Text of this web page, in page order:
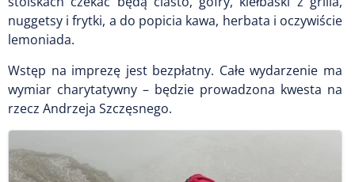
nuggetsy i frytki, a do popicia kawa, herbata i oczywiście
lemoniada.
Wstęp na imprezę jest bezpłatny. Całe wydarzenie ma
wymiar charytatywny – będzie prowadzona kwesta na
rzecz Andrzeja Szczęsnego.